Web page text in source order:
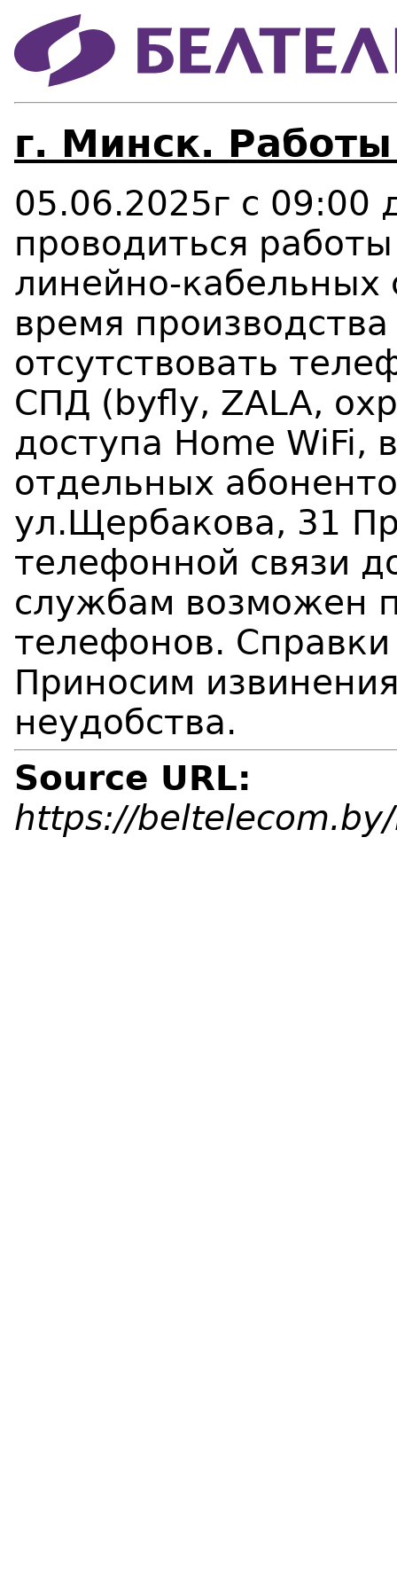
г. Минск.
05.06.2025г с 09:00
проводиться
линейно-кабельных
время
отсутствовать
СПД (byfly, ZALA,
доступа Home WiFi,
отдельных
ул.Щербакова, 31
телефонной связи
службам возможен
телефонов.
Приносим
неудобства.
Source URL:
https://